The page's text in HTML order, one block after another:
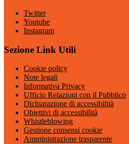
Twitter
Youtube
Instagram
Sezione Link Utili
Cookie policy
Note legali
Informativa Privacy
Ufficio Relazioni con il Pubblico
Dichiarazione di accessibilità
Obiettivi di accessibilità
Whistleblowing
Gestione consensi cookie
Amministrazione trasparente